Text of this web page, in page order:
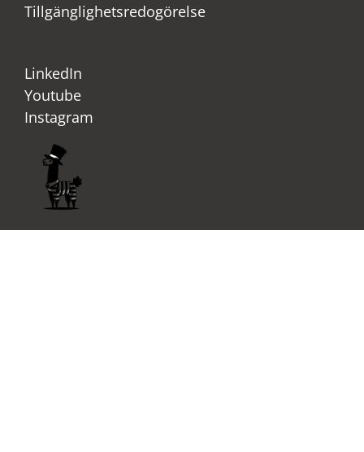
Tillgänglighetsredogörelse
LinkedIn
Youtube
Instagram